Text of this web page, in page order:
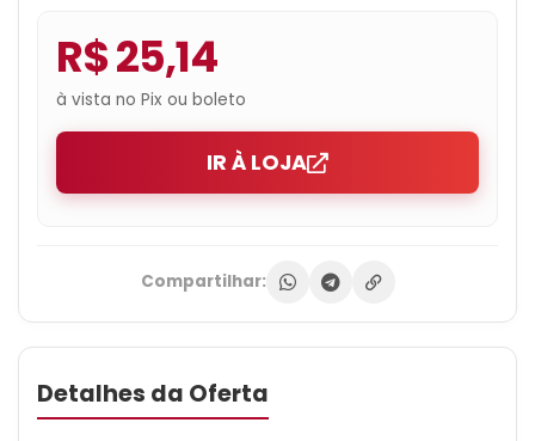
R$ 25,14
à vista no Pix ou boleto
IR À LOJA
Compartilhar:
Detalhes da Oferta